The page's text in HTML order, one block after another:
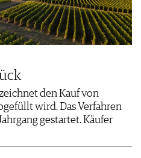
den Kauf von
wird. Das Verfahren
gestartet. Käufer